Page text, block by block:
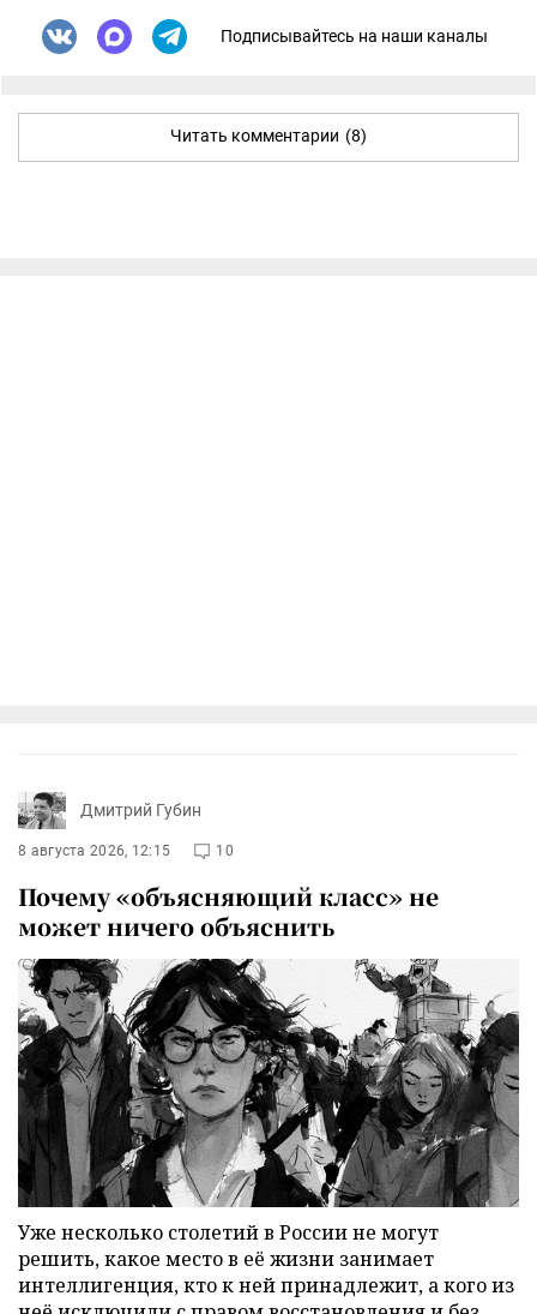
Подписывайтесь на наши каналы
Читать комментарии (8)
Дмитрий Губин
8 августа 2026, 12:15 10
Почему «объясняющий класс» не
может ничего объяснить
Уже несколько столетий в России не могут
решить, какое место в её жизни занимает
интеллигенция, кто к ней принадлежит, а кого из